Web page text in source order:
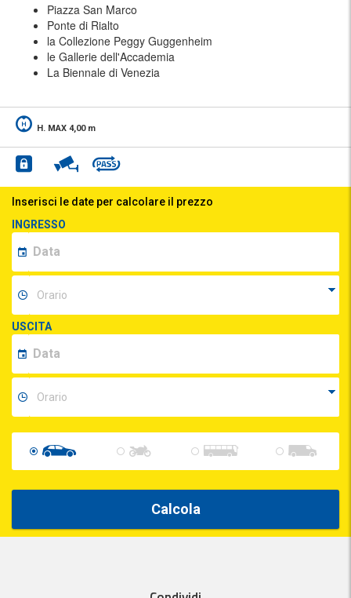
Piazza San Marco
Ponte di Rialto
la Collezione Peggy Guggenheim
le Gallerie dell'Accademia
La Biennale di Venezia
H. MAX 4,00 m
Inserisci le date per calcolare il prezzo
INGRESSO
USCITA
Calcola